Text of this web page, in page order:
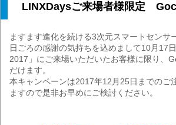
LINXDaysご来場者様限定
ますます進化を続ける3次元スマートセンサ
日ごろの感謝の気持ちを込めまして10月17
2017」にご来場いただいたお客様に限り、
だけます。
本キャンペーンは2017年12月25日までのご
ますので是非お早めにご検討ください。